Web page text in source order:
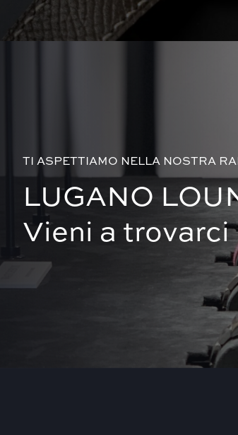
TI ASPETTIAMO NELLA NOSTRA
LUGANO
Vieni a trovarci